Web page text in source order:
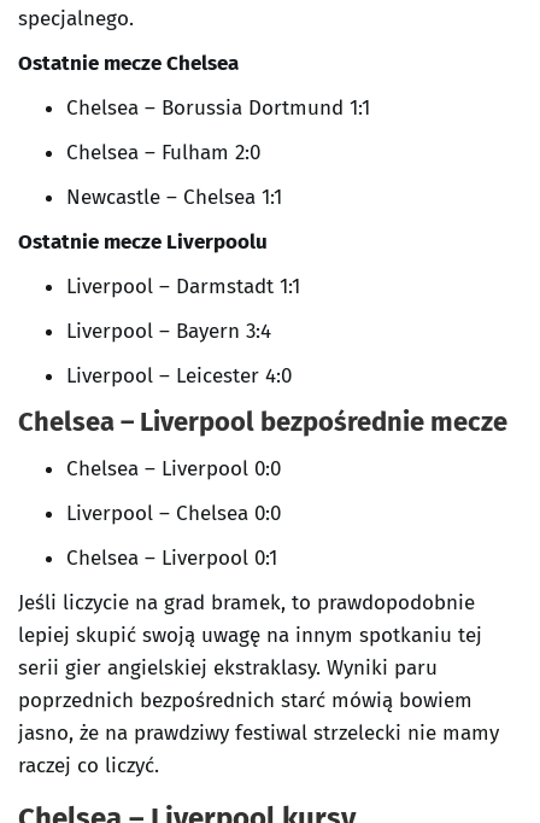
specjalnego.
Ostatnie mecze Chelsea
Chelsea – Borussia Dortmund 1:1
Chelsea – Fulham 2:0
Newcastle – Chelsea 1:1
Ostatnie mecze Liverpoolu
Liverpool – Darmstadt 1:1
Liverpool – Bayern 3:4
Liverpool – Leicester 4:0
Chelsea – Liverpool bezpośrednie mecze
Chelsea – Liverpool 0:0
Liverpool – Chelsea 0:0
Chelsea – Liverpool 0:1
Jeśli liczycie na grad bramek, to prawdopodobnie
lepiej skupić swoją uwagę na innym spotkaniu tej
serii gier angielskiej ekstraklasy. Wyniki paru
poprzednich bezpośrednich starć mówią bowiem
jasno, że na prawdziwy festiwal strzelecki nie mamy
raczej co liczyć.